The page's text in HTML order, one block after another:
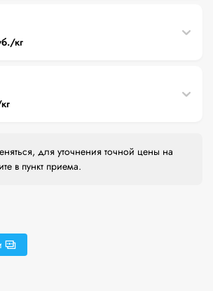
кг
для уточнения точной цены на
в пункт приема.